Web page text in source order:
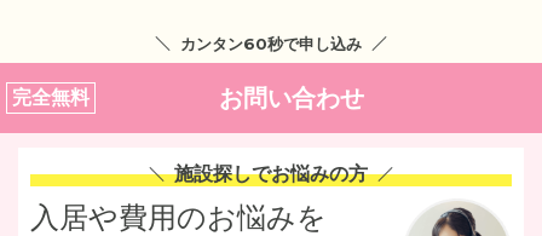
カンタン60秒で申し込み
完全無料 お問い合わせ
施設探しでお悩みの方
入居や費用のお悩みを